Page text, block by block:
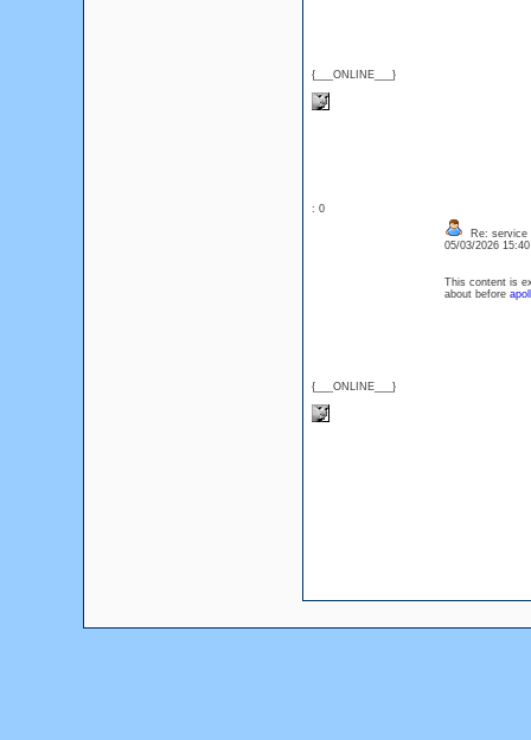
{___ONLINE___}
: 0
{___ONLINE___}
Re: service
05/03/2026
This content is
about before